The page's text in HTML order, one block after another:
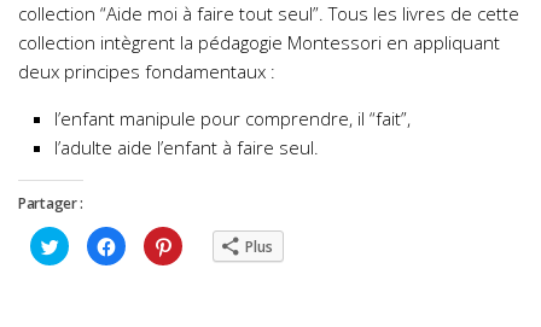
collection “Aide moi à faire tout seul”. Tous les livres de cette
collection intègrent la pédagogie Montessori en appliquant
deux principes fondamentaux :
l’enfant manipule pour comprendre, il “fait”,
l’adulte aide l’enfant à faire seul.
Partager :
Cliquez
pour
partager
Cliquez
pour
partager
Cliquez
pour Plus